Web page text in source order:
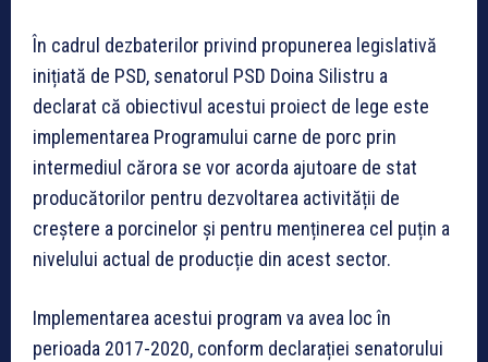
În cadrul dezbaterilor privind propunerea legislativă
inițiată de PSD, senatorul PSD Doina Silistru a
declarat că obiectivul acestui proiect de lege este
implementarea Programului carne de porc prin
intermediul cărora se vor acorda ajutoare de stat
producătorilor pentru dezvoltarea activității de
creștere a porcinelor și pentru menținerea cel puțin a
nivelului actual de producție din acest sector.
Implementarea acestui program va avea loc în
perioada 2017-2020, conform declarației senatorului